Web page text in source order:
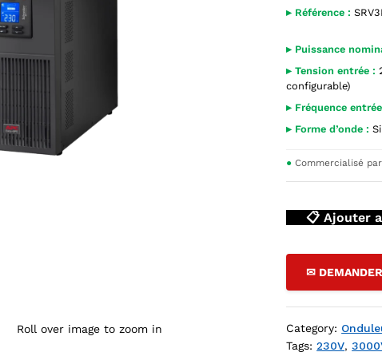
Roll over image to zoom in
▸ Référence :
▸ Puissance
▸ Tension entrée :
configurable)
▸ Fréquence
▸ Forme d’onde :
● Commercialisé
📋 Ajouter
✉
Category:
Tags:230V,